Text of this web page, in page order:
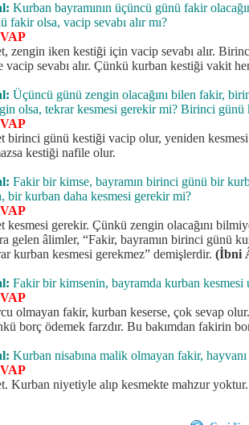
Kurban bayramının üçüncü günü fakir
fakir olsa, vacip sevabı alır mı?
zengin iken kestiği için vacip sevabı alır.
vacip sevabı alır. Çünkü kurban kestiği vakit
Üçüncü günü zengin olacağını bilen fakir,
olsa, tekrar kesmesi gerekir mi? Birinci
birinci günü kestiği vacip olur, yeniden
kestiği nafile olur.
Fakir bir kimse, bayramın birinci günü bir
bir kurban daha kesmesi gerekir mi?
kesmesi gerekir. Çünkü zengin olacağını
gelen âlimler, “Fakir, bayramın birinci günü
kurban kesmesi gerekmez” demişlerdir. (İbni
Fakir bir kimsenin, bayramda kurban kesmesi
olmayan fakir, kurban keserse, çok sevap
borç ödemek farzdır. Bu bakımdan fakirin
Kurban nisabına malik olmayan fakir,
Kurban niyetiyle alıp kesmekte mahzur